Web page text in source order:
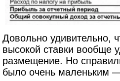
Довольно удивительно,
высокой ставки вообще
размещение. Но
было очень маленьким